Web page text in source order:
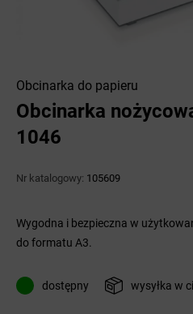
Obcinarka do papieru
Obcinarka
1046
Nr katalogowy: 105609
Wygodna i bezpieczna w
do formatu A3.
dostępny wysyłka w